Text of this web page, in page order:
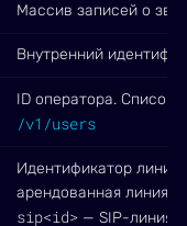
Массив записей о
Внутренний
ID оператора. Список:
/v1/users
Идентификатор линии:
арендованная линия
sip<id> — SIP-линия,